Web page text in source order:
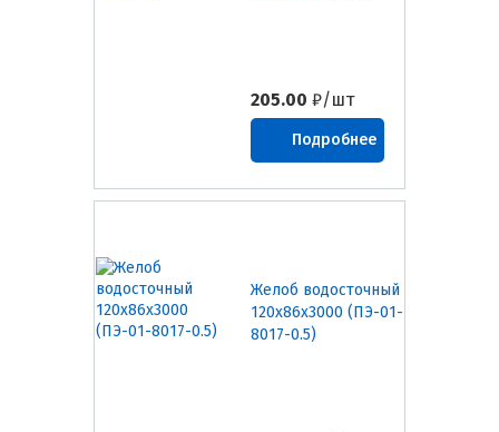
205.00 ₽/шт
Подробнее
Желоб водосточный
120х86х3000 (ПЭ-01-
8017-0.5)